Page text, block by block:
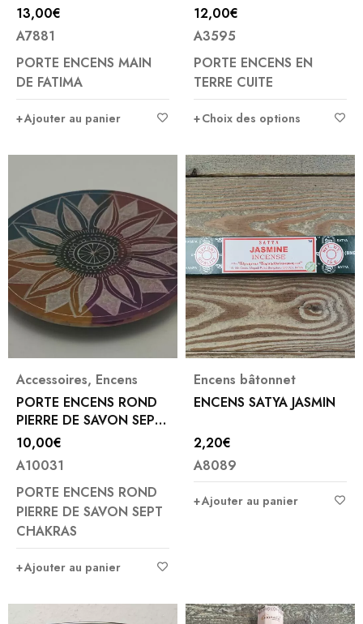
13,00€
A7881
PORTE ENCENS MAIN
DE FATIMA
Ajouter au panier
12,00€
A3595
PORTE ENCENS EN
TERRE CUITE
Choix des options
Accessoires, Encens
PORTE ENCENS ROND
PIERRE DE SAVON SEPT
CHAKRAS
10,00€
A10031
PORTE ENCENS ROND
PIERRE DE SAVON SEPT
CHAKRAS
Ajouter au panier
Encens bâtonnet
ENCENS SATYA JASMIN
2,20€
A8089
Ajouter au panier